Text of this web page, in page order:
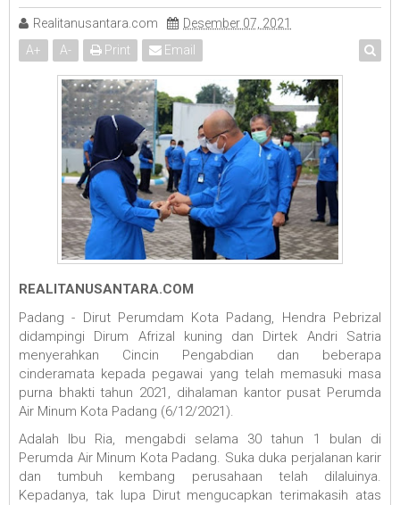
Realitanusantara.com
Desember 07, 2021
A+ A- Print Email
REALITANUSANTARA.COM
Padang - Dirut Perumdam Kota Padang, Hendra Pebrizal
didampingi Dirum Afrizal kuning dan Dirtek Andri Satria
menyerahkan Cincin Pengabdian dan beberapa
cinderamata kepada pegawai yang telah memasuki masa
purna bhakti tahun 2021, dihalaman kantor pusat Perumda
Air Minum Kota Padang (6/12/2021).
Adalah Ibu Ria, mengabdi selama 30 tahun 1 bulan di
Perumda Air Minum Kota Padang. Suka duka perjalanan karir
dan tumbuh kembang perusahaan telah dilaluinya.
Kepadanya, tak lupa Dirut mengucapkan terimakasih atas